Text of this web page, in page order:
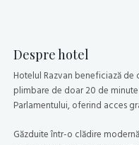
Despre hotel
Hotelul Razvan beneficiază
plimbare de doar 20 de
Parlamentului, oferind acces
Găzduite într-o clădire